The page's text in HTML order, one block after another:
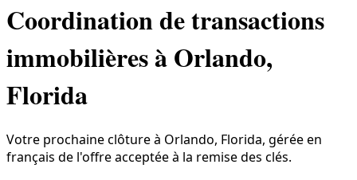
Coordination de transactions
immobilières à Orlando,
Florida
Votre prochaine clôture à Orlando, Florida, gérée en
français de l'offre acceptée à la remise des clés.